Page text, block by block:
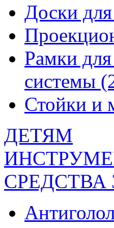
Доски
Рамки
системы
Стойки и
ДЕТЯМ